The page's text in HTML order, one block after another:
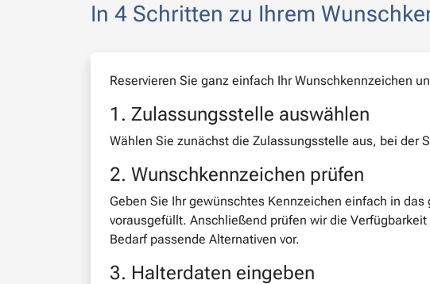
In 4 Schritten zu Ihrem
Reservieren Sie ganz einfach Ihr Wunschkennzeichen
1. Zulassungsstelle auswählen
Wählen Sie zunächst die Zulassungsstelle aus, bei der
2. Wunschkennzeichen prüfen
Geben Sie Ihr gewünschtes Kennzeichen einfach in
vorausgefüllt. Anschließend prüfen wir die
Bedarf passende Alternativen vor.
3. Halterdaten eingeben